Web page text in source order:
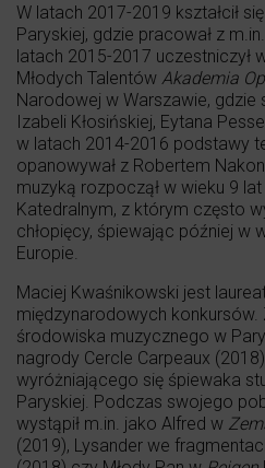
W latach 2017-2019 kształcił
Paryskiej, gdzie pracował z
latach 2015-2017 uczestniczył
Młodych Talentów Akademia
Narodowej w Warszawie, gdzie
Izabeli Kłosińskiej, Eytana
w latach 2014-2016 podstawy
opanowywał z Robertem
muzyką rozpoczął w wieku 9
Katedralnym, z którym często
chłopięcy, śpiewając później w
Europie.
Maciej Kwaśnikowski jest
międzynarodowych konkursów.
środowiska muzycznego w
nagrody Cercle Carpeaux
wyróżniającego się śpiewaka
Paryskiej. Podczas swojego
wystąpił m.in. jako Alfred w
(2019), Lysander we